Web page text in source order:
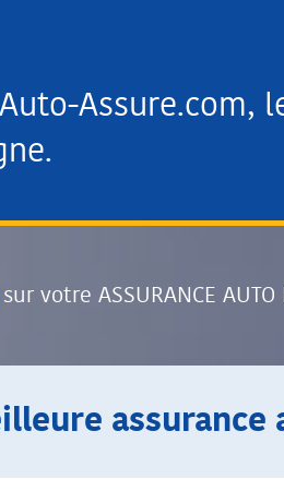
Auto-Assure.com,
sur votre ASSURANCE AUTO